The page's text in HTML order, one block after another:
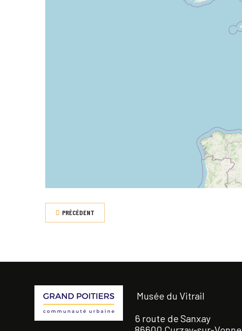
PRÉCÉDENT
Musée du Vitrail
6 route de Sanxay